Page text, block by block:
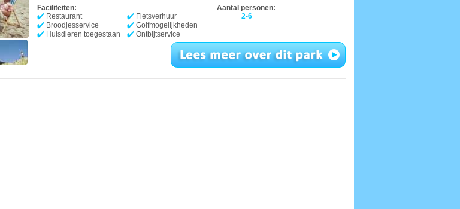
Faciliteiten:
Restaurant
Fietsverhuur
Broodjesservice
Golfmogelijkheden
Huisdieren toegestaan
Ontbijtservice
Aantal personen:
2-6